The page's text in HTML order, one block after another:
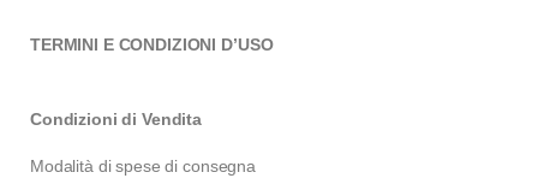
TERMINI E CONDIZIONI D’USO
Condizioni di Vendita
Modalità di spese di consegna